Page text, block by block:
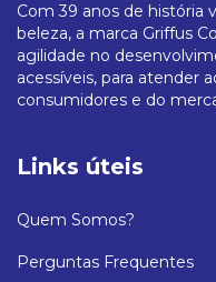
Com 39 anos de história
beleza, a marca Griffus
agilidade no
acessíveis, para atender
consumidores e do
Links úteis
Quem Somos?
Perguntas Frequentes